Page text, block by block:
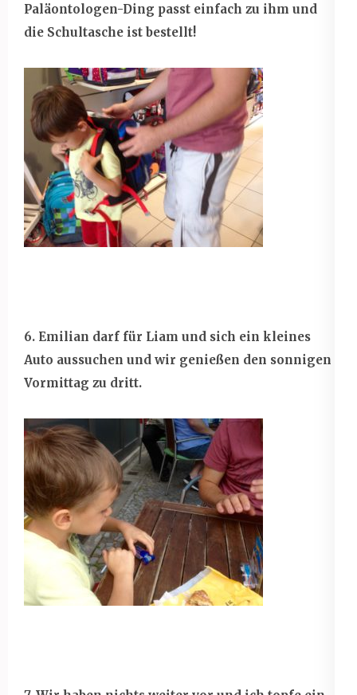
Paläontologen-Ding passt einfach zu ihm und
die Schultasche ist bestellt!
6. Emilian darf für Liam und sich ein kleines
Auto aussuchen und wir genießen den sonnigen
Vormittag zu dritt.